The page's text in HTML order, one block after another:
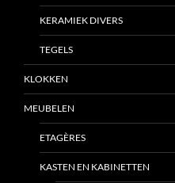
KERAMIEK DIVERS
TEGELS
KLOKKEN
MEUBELEN
ETAGÈRES
KASTEN EN KABINETTEN